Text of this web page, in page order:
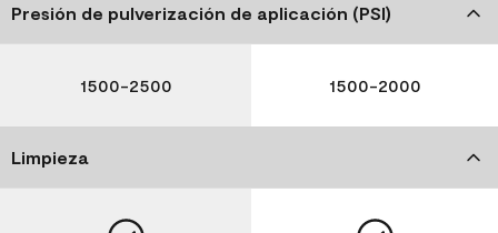
Presión de pulverización de aplicación (PSI)
1500-2500 1500-2000
Limpieza